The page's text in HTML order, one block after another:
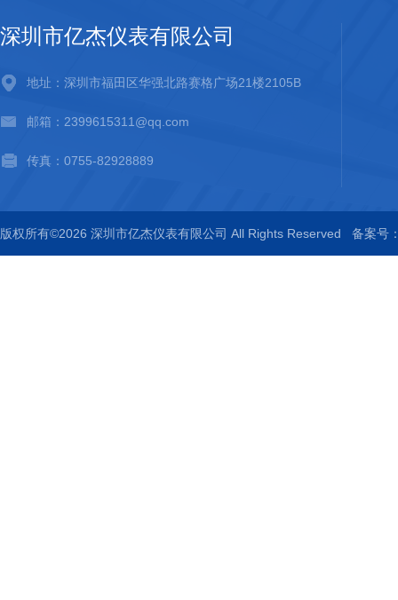
深圳市亿杰仪表有限公司
地址：深圳市福田区华强北路赛格广场21楼2105B
邮箱：2399615311@qq.com
传真：0755-82928889
版权所有©2026 深圳市亿杰仪表有限公司 All Rights Reserved 备案号